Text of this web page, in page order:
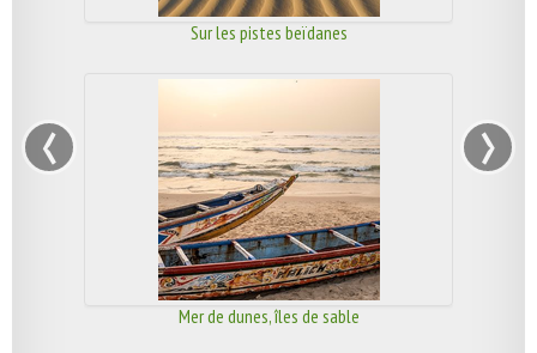
Sur les pistes beïdanes
Mer de dunes, îles de sable
‹ ›